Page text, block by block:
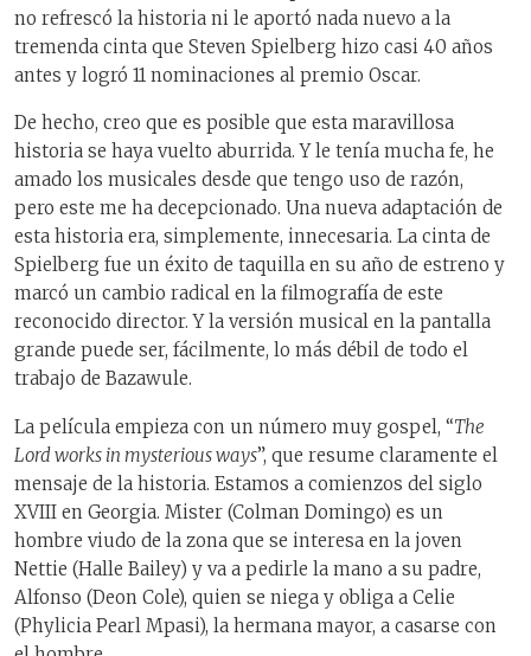
no refrescó la historia ni le aportó nada nuevo a la
tremenda cinta que Steven Spielberg hizo casi 40 años
antes y logró 11 nominaciones al premio Oscar.
De hecho, creo que es posible que esta maravillosa
historia se haya vuelto aburrida. Y le tenía mucha fe, he
amado los musicales desde que tengo uso de razón,
pero este me ha decepcionado. Una nueva adaptación de
esta historia era, simplemente, innecesaria. La cinta de
Spielberg fue un éxito de taquilla en su año de estreno y
marcó un cambio radical en la filmografía de este
reconocido director. Y la versión musical en la pantalla
grande puede ser, fácilmente, lo más débil de todo el
trabajo de Bazawule.
La película empieza con un número muy gospel, “The
Lord works in mysterious ways”, que resume claramente el
mensaje de la historia. Estamos a comienzos del siglo
XVIII en Georgia. Mister (Colman Domingo) es un
hombre viudo de la zona que se interesa en la joven
Nettie (Halle Bailey) y va a pedirle la mano a su padre,
Alfonso (Deon Cole), quien se niega y obliga a Celie
(Phylicia Pearl Mpasi), la hermana mayor, a casarse con